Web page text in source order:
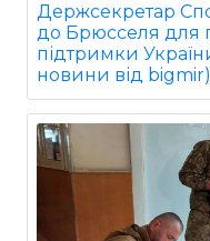
Держсекретар
до Брюсселя для
підтримки
новини від